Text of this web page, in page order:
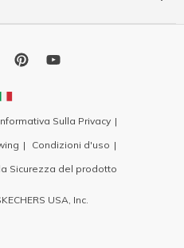
Sulla Privacy
Condizioni d'uso
Sicurezza del prodotto
USA, Inc.